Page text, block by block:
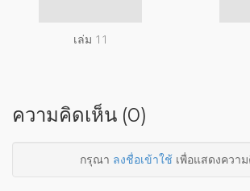
เล่ม 11
ความคิดเห็น (0)
กรุณา ลงชื่อเข้าใช้เพื่อแสดงควา